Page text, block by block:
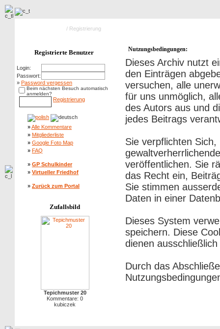
/ Registrierung
Registrierte Benutzer
Login:
Passwort:
» Password vergessen
Beim nächsten Besuch automatisch
anmelden?
Registrierung
»Alle Kommentare
» Mitgliederliste
» Google Foto Map
» FAQ
» GP Schulkinder
» Virtueller Friedhof
» Zurück zum Portal
Zufallsbild
Tepichmuster 20
Kommentare: 0
kubiczek
Nutzungsbedingungen:
Dieses Archiv nutzt
den Einträgen
versuchen, alle
für uns unmöglich,
des Autors aus und
jedes Beitrags
Sie verpflichten
veröffentlichen. Sie
das Recht ein,
Sie stimmen
Daten in einer
Dieses System
speichern. Diese
dienen
Durch das